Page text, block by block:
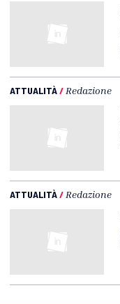
ATTUALITÀ/ Redazione
ATTUALITÀ/ Redazione